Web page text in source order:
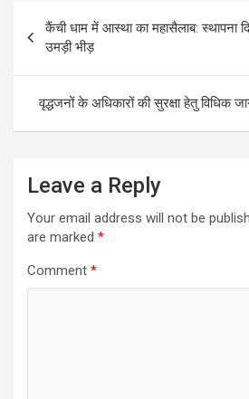
b
o
o
k
s
p
p
e
Post
navigation
कैंची धाम में आस्था का महासैलाब: स्थापना
उमड़ी भीड़
वृद्धजनों के अधिकारों की सुरक्षा हेतु विधिक
Leave a Reply
Your email address will not be
are marked *
Comment *